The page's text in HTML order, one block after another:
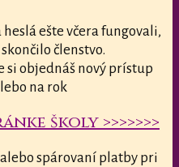
ešte včera fungovali,
členstvo.
si objednáš nový prístup
na rok
školy >>>>>>>
spárovaní platby pri